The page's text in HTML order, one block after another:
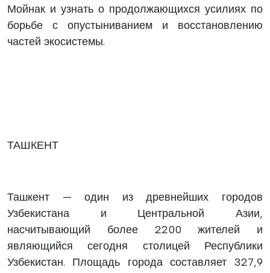
Мойнак и узнать о продолжающихся усилиях по
борьбе с опустыниванием и восстановлению
частей экосистемы.
ТАШКЕНТ
Ташкент — один из древнейших городов
Узбекистана и Центральной Азии,
насчитывающий более 2200 жителей и
являющийся сегодня столицей Республики
Узбекистан. Площадь города составляет 327,9